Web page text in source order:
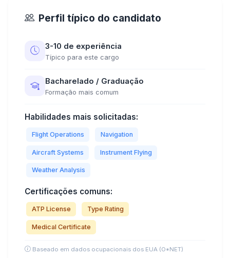
Perfil típico do candidato
3-10 de experiência
Típico para este cargo
Bacharelado / Graduação
Formação mais comum
Habilidades mais solicitadas:
Flight Operations Navigation
Aircraft Systems Instrument Flying
Weather Analysis
Certificações comuns:
ATP License Type Rating
Medical Certificate
Baseado em dados ocupacionais dos EUA (O*NET)